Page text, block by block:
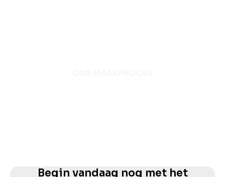
Begin vandaag nog met het